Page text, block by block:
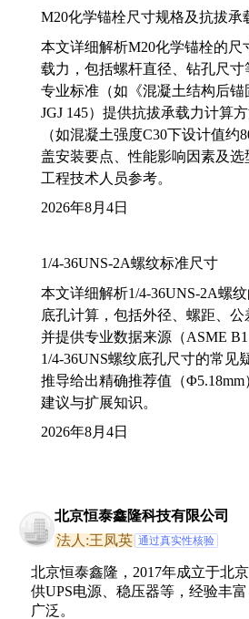
M20化学锚栓尺寸规格及抗拔承
本文详细解析M20化学锚栓的尺
载力，包括螺杆直径、钻孔尺
专业标准（如《混凝土结构后锚
JGJ 145）提供抗拔承载力计算
（如混凝土强度C30下设计值约
盖安装要点、性能影响因素及
工程技术人员参考。
2026年8月4日
1/4-36UNS-2A螺纹标准尺寸
本文详细解析1/4-36UNS-2A螺
底孔计算，包括外径、螺距、公
并提供专业数据来源（ASME
1/4-36UNS螺纹底孔尺寸的常见
推导给出精确推荐值（
建议与扩展知识。
2026年8月4日
北京恒泰鑫隆科技有限公司
法人:王凤英 通过真实性核验
北京恒泰鑫隆，2017年成立于北
供UPS电源、稳压器等，经验丰
广泛。